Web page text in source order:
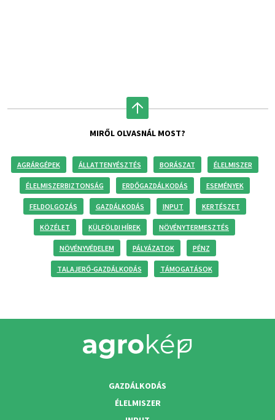
MIRŐL OLVASNÁL MOST?
AGRÁRGÉPEK ÁLLATTENYÉSZTÉS BORÁSZAT ÉLELMISZER
ÉLELMISZERBIZTONSÁG ERDŐGAZDÁLKODÁS ESEMÉNYEK
FELDOLGOZÁS GAZDÁLKODÁS INPUT KERTÉSZET
KÖZÉLET KÜLFÖLDI HÍREK NÖVÉNYTERMESZTÉS
NÖVÉNYVÉDELEM PÁLYÁZATOK PÉNZ
TALAJERŐ-GAZDÁLKODÁS TÁMOGATÁSOK
GAZDÁLKODÁS
ÉLELMISZER